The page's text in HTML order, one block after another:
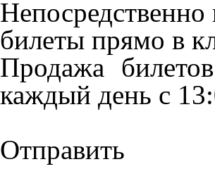
билеты прямо в
Продажа
каждый день с
Отправить